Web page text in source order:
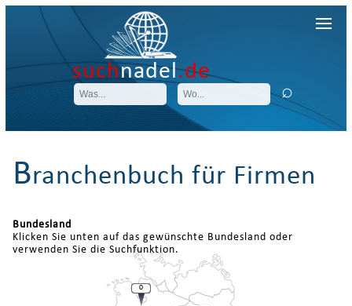
suchnadel.de
Branchenbuch für Firmen
Bundesland
Klicken Sie unten auf das gewünschte Bundesland oder
verwenden Sie die Suchfunktion.
0